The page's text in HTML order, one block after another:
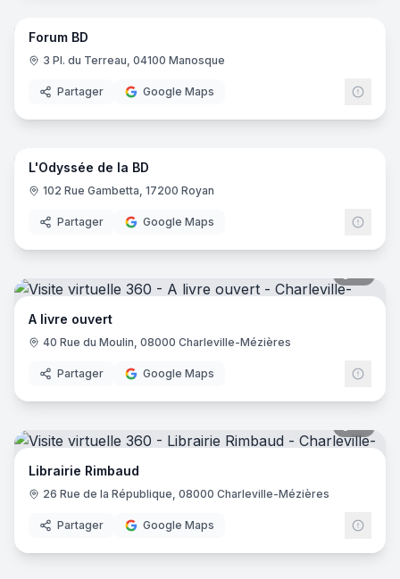
Forum BD
3 Pl. du Terreau, 04100 Manosque
Partager Google Maps
7
L'Odyssée de la BD
102 Rue Gambetta, 17200 Royan
Partager Google Maps
A livre ouvert
40 Rue du Moulin, 08000 Charleville-Mézières
Partager Google Maps
Librairie Rimbaud
26 Rue de la République, 08000 Charleville-Mézières
Partager Google Maps
10